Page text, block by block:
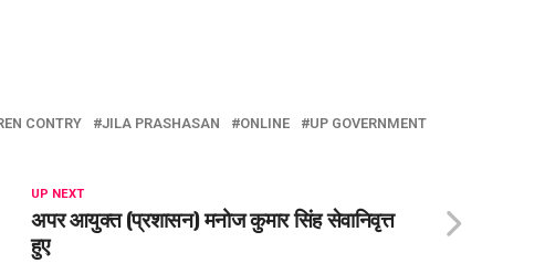
CONTRY JILA PRASHASAN ONLINE
UP GOVERNMENT
UP NEXT
अपर आयुक्त (प्रशासन) मनोज कुमार सिंह सेवानिवृत्त
हुए